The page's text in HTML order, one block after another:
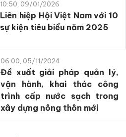
10:50, 09/01/2026
Liên hiệp Hội Việt Nam với 10
sự kiện tiêu biểu năm 2025
06:00, 05/11/2024
Đề xuất giải pháp quản lý,
vận hành, khai thác công
trình cấp nước sạch trong
xây dựng nông thôn mới